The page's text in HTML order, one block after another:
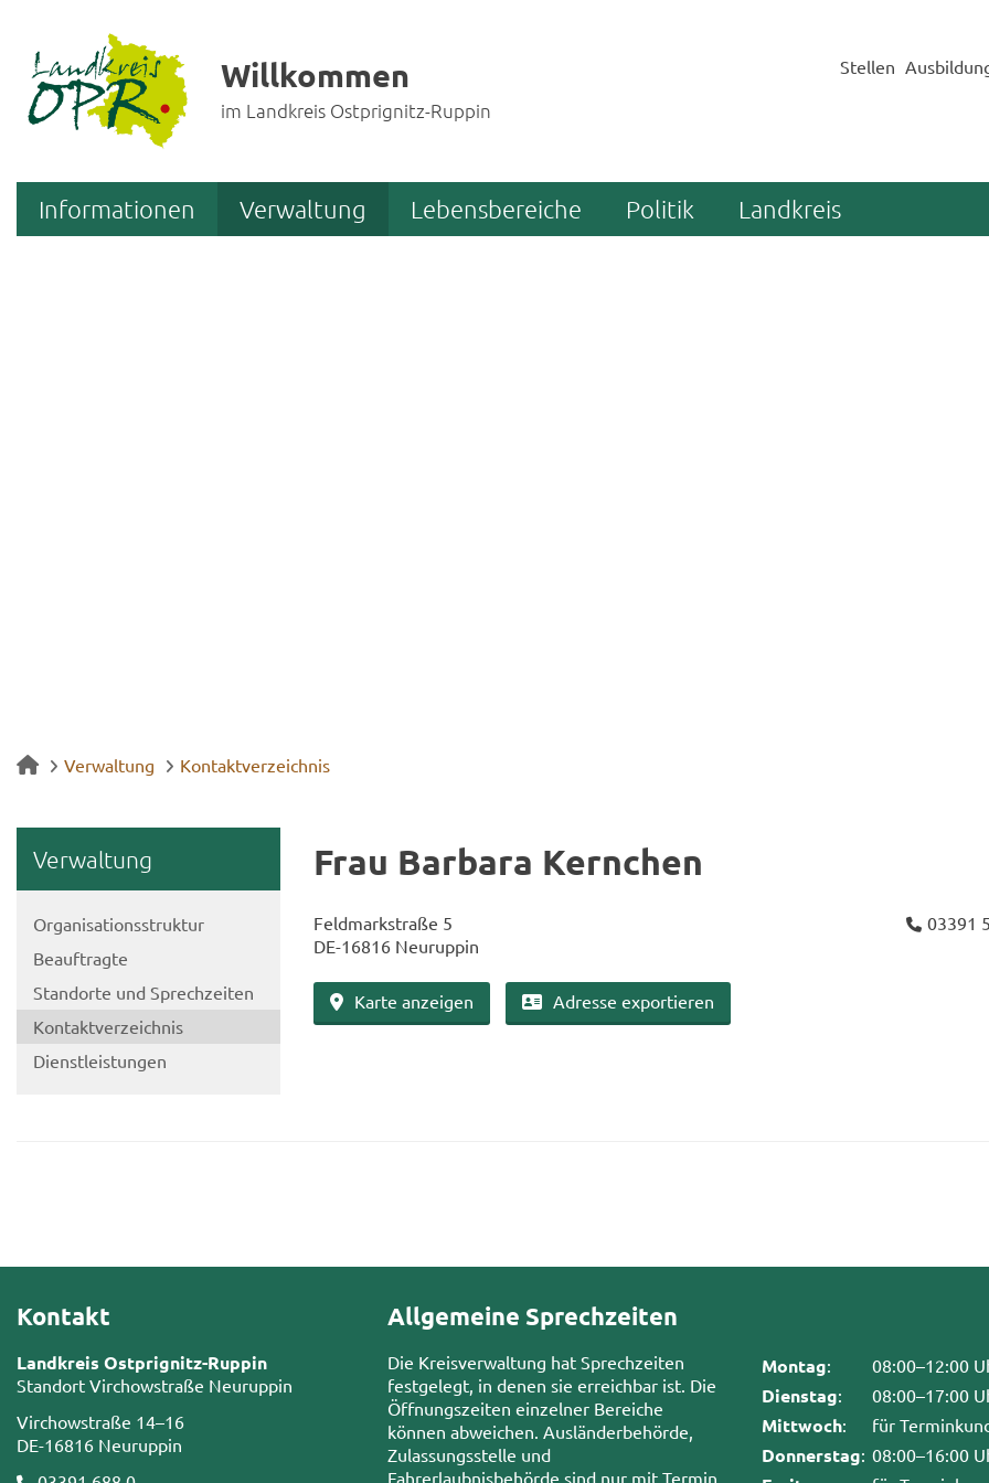
Willkommen
im Landkreis Ostprignitz-Ruppin
Stellen
Informationen Verwaltung Lebensbereiche Politik Landkreis
Verwaltung Kontaktverzeichnis
Ver­wal­tung
Or­ga­ni­sa­ti­ons­struk­tur
Be­auf­trag­te
Stand­or­te und Sprech­zei­ten
Kon­takt­ver­zeich­nis
Dienst­leis­tun­gen
Frau Bar­ba­ra Kern­chen
Feld­mark­stra­ße 5
DE-​16816 Neu­rup­pin
03391
Karte an­zei­gen Adres­se ex­por­tie­ren
Kontakt
Landkreis Ostprignitz-Ruppin
Standort Virchowstraße Neuruppin
Virchowstraße 14–16
DE-16816 Neuruppin
Allgemeine Sprechzeiten
Die Kreisverwaltung hat Sprechzeiten
festgelegt, in denen sie erreichbar ist. Die
Öffnungszeiten einzelner Bereiche
können abweichen. Ausländerbehörde,
Zulassungsstelle und
Fahrerlaubnisbehörde sind nur mit Termin
Montag: 08:00–12:00
Dienstag: 08:00–17:00
Mittwoch: für
Donnerstag: 08:00–16:00